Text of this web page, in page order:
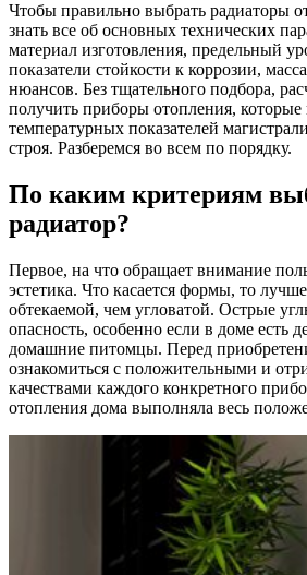
Чтобы правильно выбрать радиаторы
знать все об основных технических
материал изготовления, предельный
показатели стойкости к коррозии,
нюансов. Без тщательного подбора,
получить приборы отопления,
температурных показателей
строя. Разберемся во всем по порядку.
По каким критериям
радиатор?
Первое, на что обращает внимание
эстетика. Что касается формы, то
обтекаемой, чем угловатой. Острые
опасность, особенно если в доме есть
домашние питомцы. Перед
ознакомиться с положительными и
качествами каждого конкретного
отопления дома выполняла весь